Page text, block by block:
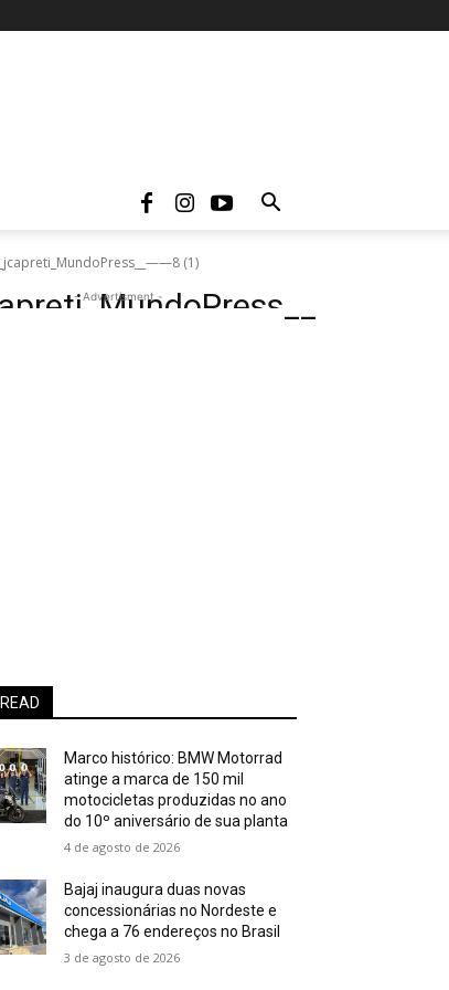
(1)
- Advertisment -
Marco histórico: BMW Motorrad
atinge a marca de 150 mil
motocicletas produzidas no ano
do 10º aniversário de sua planta
4 de agosto de 2026
Bajaj inaugura duas novas
concessionárias no Nordeste e
chega a 76 endereços no Brasil
3 de agosto de 2026